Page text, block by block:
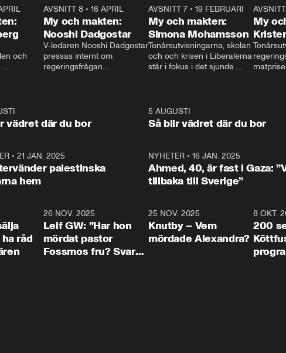
och
AVSNITT 8• 16 APRIL
My och makten:
Nooshi Dadgostar
V-ledaren Nooshi Dadgostar
pressas internt om
regeringsfrågan.
– Vi ställer upp i val. Ska vi
vara med så sitter vi förstås
24:30
AVSNITT 7• 19 FEBRUARI
My och makten:
Simona Mohamsson
Tonårsutvisningarna, skolan
och och krisen i Liberalerna
står i fokus i det sjunde
kommentator My
Rohwedder ställer
utbildnings- och
Mohamsson till svars.
My
vädret där du bor
5 AUGUSTI
Så blir vädret där du bor
•21 JAN. 2025
palestinska
hem
NYHETER• 16 JAN. 2025
Ahmed, 40, är fast i Gaza:
tillbaka till Sverige”
råd
26 NOV. 2025
Leif GW: ”Har hon
mördat pastor
Fossmos fru? Svar
31:05
25 NOV. 2025
Knutby – Vem
mördade Alexandra?
8 OKT.
200